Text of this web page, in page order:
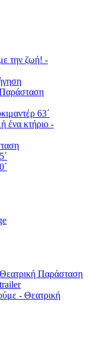
την ζωή! -
Παράσταση
63΄
ένα κτήριο -
Θεατρική Παράσταση
- Θεατρική